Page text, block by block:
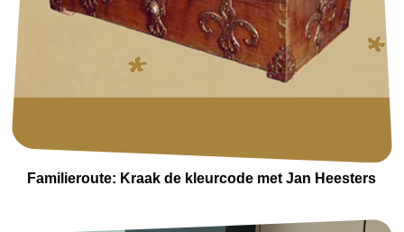
Familieroute: Kraak de kleurcode met Jan Heesters